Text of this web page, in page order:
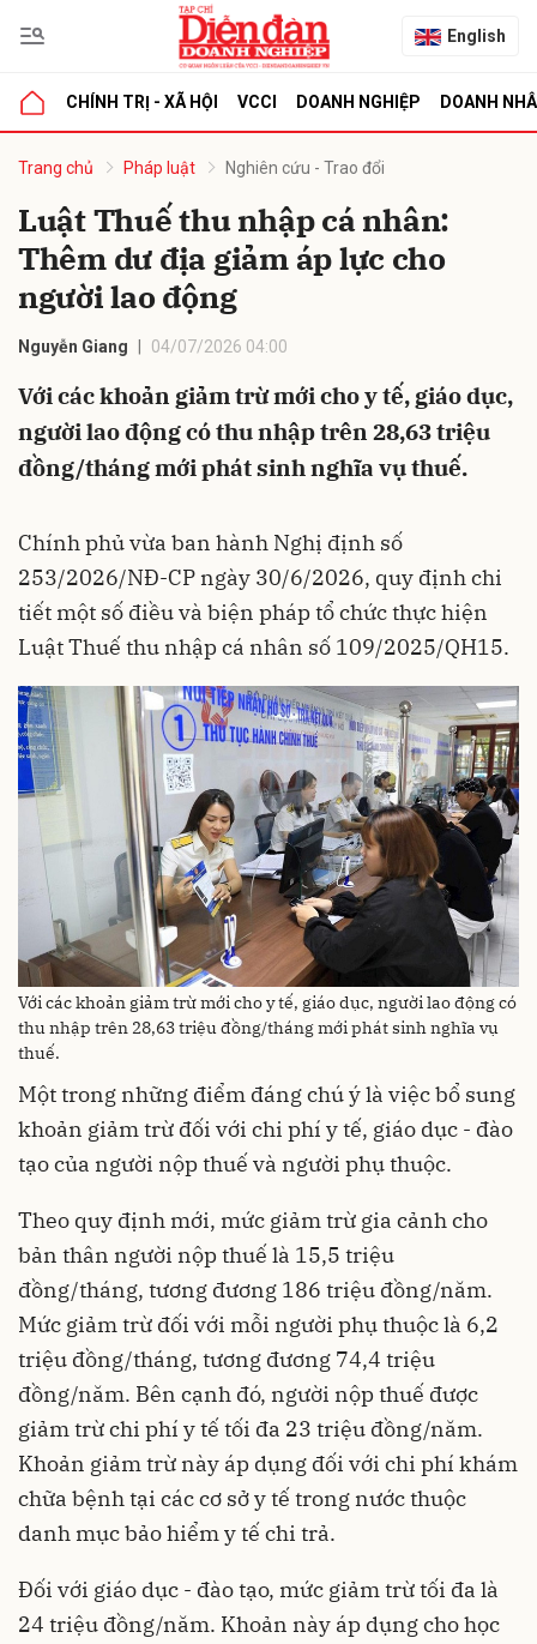
English
CHÍNH TRỊ - XÃ HỘI VCCI DOANH NGHIỆP DOANH
Trang chủ Pháp luật Nghiên cứu - Trao đổi
Luật Thuế thu nhập cá nhân:
Thêm dư địa giảm áp lực cho
người lao động
Nguyễn Giang 04/07/2026 04:00
Với các khoản giảm trừ mới cho y tế, giáo dục,
người lao động có thu nhập trên 28,63 triệu
đồng/tháng mới phát sinh nghĩa vụ thuế.
Chính phủ vừa ban hành Nghị định số
253/2026/NĐ-CP ngày 30/6/2026, quy định chi
tiết một số điều và biện pháp tổ chức thực hiện
Luật Thuế thu nhập cá nhân số 109/2025/QH15.
Với các khoản giảm trừ mới cho y tế, giáo dục, người lao động có
thu nhập trên 28,63 triệu đồng/tháng mới phát sinh nghĩa vụ
thuế.
Một trong những điểm đáng chú ý là việc bổ sung
khoản giảm trừ đối với chi phí y tế, giáo dục - đào
tạo của người nộp thuế và người phụ thuộc.
Theo quy định mới, mức giảm trừ gia cảnh cho
bản thân người nộp thuế là 15,5 triệu
đồng/tháng, tương đương 186 triệu đồng/năm.
Mức giảm trừ đối với mỗi người phụ thuộc là 6,2
triệu đồng/tháng, tương đương 74,4 triệu
đồng/năm. Bên cạnh đó, người nộp thuế được
giảm trừ chi phí y tế tối đa 23 triệu đồng/năm.
Khoản giảm trừ này áp dụng đối với chi phí khám
chữa bệnh tại các cơ sở y tế trong nước thuộc
danh mục bảo hiểm y tế chi trả.
Đối với giáo dục - đào tạo, mức giảm trừ tối đa là
24 triệu đồng/năm. Khoản này áp dụng cho học
luận
Hủy